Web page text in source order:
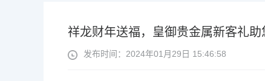
祥龙财年送福，皇御贵金属新客礼助
发布时间：2024年01月29日 15:46:58